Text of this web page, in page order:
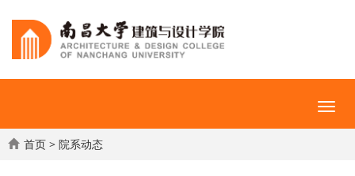
首页 > 院系动态